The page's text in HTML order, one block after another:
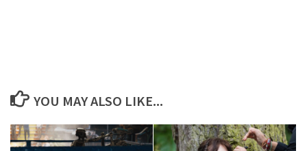
YOU MAY ALSO LIKE...